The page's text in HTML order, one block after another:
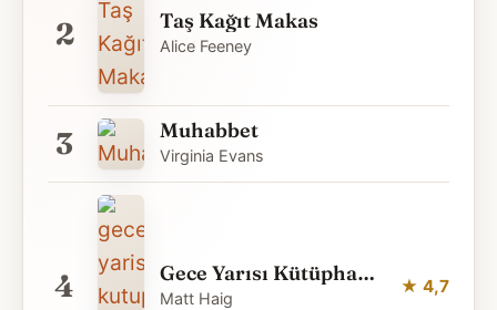
2 Taş Kağıt Makas
Alice Feeney
3 Muhabbet
Virginia Evans
4 Gece Yarısı Kütüphanesi – Matt Haig
Matt Haig
4,7